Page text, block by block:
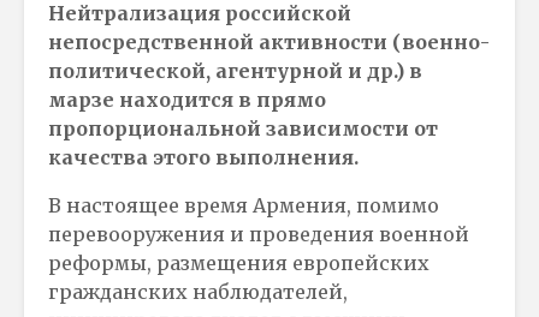
Нейтрализация российской
непосредственной активности (военно-
политической, агентурной и др.) в
марзе находится в прямо
пропорциональной зависимости от
качества этого выполнения.
В настоящее время Армения, помимо
перевооружения и проведения военной
реформы, размещения европейских
гражданских наблюдателей,